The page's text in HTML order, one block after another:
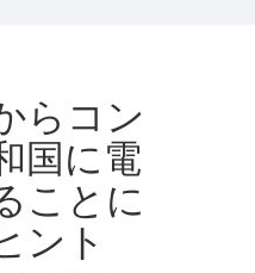
らコン
国に電
ことに
ント